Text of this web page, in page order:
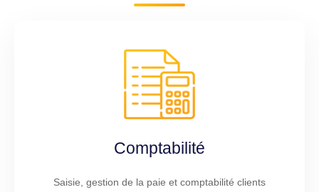
Comptabilité
Saisie, gestion de la paie et comptabilité clients